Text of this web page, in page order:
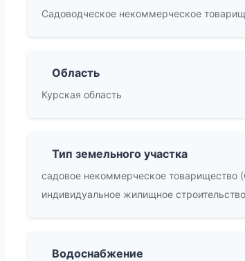
Садоводческое некоммерческое
Область
Курская область
Тип земельного участка
садовое некоммерческое товарищество
индивидуальное жилищное
Водоснабжение